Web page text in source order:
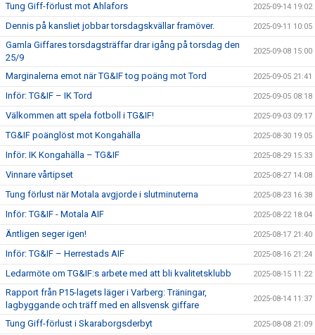
Tung Giff-förlust mot Ahlafors 2025-09-14 19:02
Dennis på kansliet jobbar torsdagskvällar framöver. 2025-09-11 10:05
Gamla Giffares torsdagsträffar drar igång på torsdag den
25/9
2025-09-08 15:00
Marginalerna emot när TG&IF tog poäng mot Tord 2025-09-05 21:41
Inför: TG&IF – IK Tord 2025-09-05 08:18
Välkommen att spela fotboll i TG&IF! 2025-09-03 09:17
TG&IF poänglöst mot Kongahälla 2025-08-30 19:05
Inför: IK Kongahälla – TG&IF 2025-08-29 15:33
Vinnare vårtipset 2025-08-27 14:08
Tung förlust när Motala avgjorde i slutminuterna 2025-08-23 16:38
Inför: TG&IF - Motala AIF 2025-08-22 18:04
Äntligen seger igen! 2025-08-17 21:40
Inför: TG&IF – Herrestads AIF 2025-08-16 21:24
Ledarmöte om TG&IF:s arbete med att bli kvalitetsklubb 2025-08-15 11:22
Rapport från P15-lagets läger i Varberg: Träningar,
lagbyggande och träff med en allsvensk giffare
2025-08-14 11:37
Tung Giff-förlust i Skaraborgsderbyt 2025-08-08 21:09